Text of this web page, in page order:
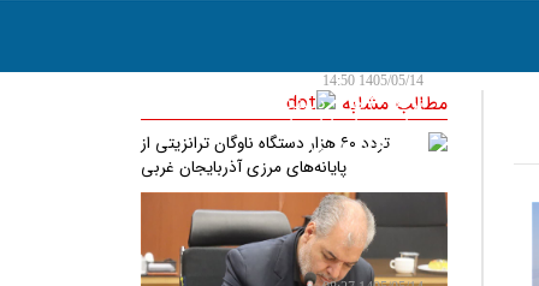
مطالب مشابه
1405/05/14 14:50
تردد ۶۰ هزار دستگاه ناوگان
ترانزیتی از پایانه‌های مرزی
آذربایجان ‌غربی